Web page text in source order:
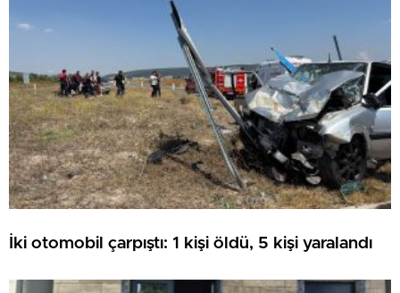
İki otomobil çarpıştı: 1 kişi öldü, 5 kişi yaralandı